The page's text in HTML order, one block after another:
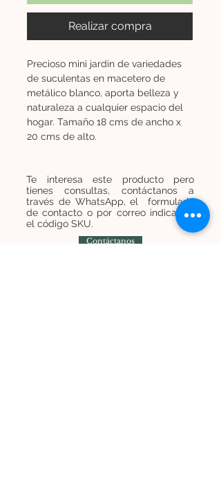
Realizar compra
Precioso mini jardin de variedades
de suculentas en macetero de
metálico blanco, aporta belleza y
naturaleza a cualquier espacio del
hogar. Tamaño 18 cms de ancho x
20 cms de alto.
Te interesa este producto pero
tienes consultas, contáctanos a
través de WhatsApp, el formulario
de contacto o por correo indicando
el código SKU.
Contáctanos